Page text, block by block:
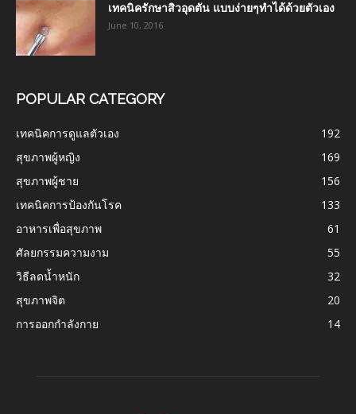
เทคนิครักษาสิวอุดตัน แบบง่ายๆทำได้ด้วยตัวเอง
June 10, 2016
POPULAR CATEGORY
เทคนิคการดูแลตัวเอง
192
สุขภาพผู้หญิง
169
สุขภาพผู้ชาย
156
เทคนิคการป้องกันโรค
133
อาหารเพื่อสุขภาพ
61
ศัลยกรรมความงาม
55
วิธีลดน้ำหนัก
32
สุขภาพจิต
20
การออกกำลังกาย
14